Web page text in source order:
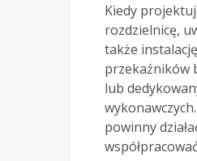
Kiedy
rozdzielnicę,
także instalację
przekaźników
lub
powinny